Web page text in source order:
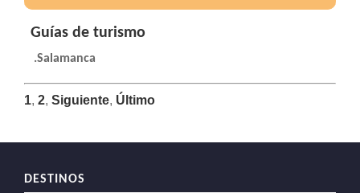
Guías de turismo
.Salamanca
1, 2, Siguiente, Último
DESTINOS